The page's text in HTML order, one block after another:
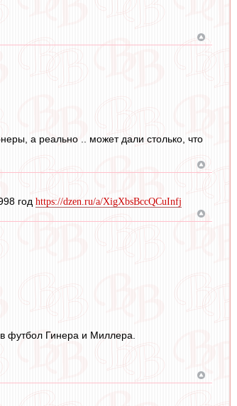
а реально .. может дали столько, что
год https://dzen.ru/a/XigXbsBccQCuInfj
футбол Гинера и Миллера.